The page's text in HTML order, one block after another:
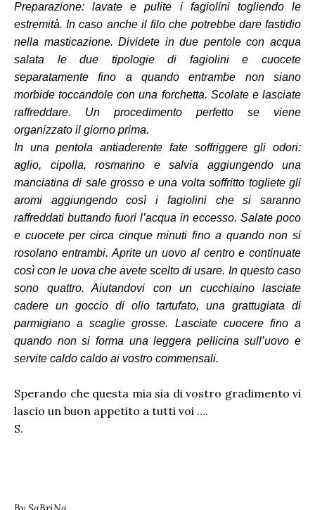
Preparazione: lavate e pulite i fagiolini togliendo le
estremità. In caso anche il filo che potrebbe dare fastidio
nella masticazione. Dividete in due pentole con acqua
salata le due tipologie di fagiolini e cuocete
separatamente fino a quando entrambe non siano
morbide toccandole con una forchetta. Scolate e lasciate
raffreddare. Un procedimento perfetto se viene
organizzato il giorno prima.
In una pentola antiaderente fate soffriggere gli odori:
aglio, cipolla, rosmarino e salvia aggiungendo una
manciatina di sale grosso e una volta soffritto togliete gli
aromi aggiungendo così i fagiolini che si saranno
raffreddati buttando fuori l’acqua in eccesso. Salate poco
e cuocete per circa cinque minuti fino a quando non si
rosolano entrambi. Aprite un uovo al centro e continuate
così con le uova che avete scelto di usare. In questo caso
sono quattro. Aiutandovi con un cucchiaino lasciate
cadere un goccio di olio tartufato, una grattugiata di
parmigiano a scaglie grosse. Lasciate cuocere fino a
quando non si forma una leggera pellicina sull’uovo e
servite caldo caldo ai vostro commensali.
Sperando che questa mia sia di vostro gradimento vi
lascio un buon appetito a tutti voi ….
S.